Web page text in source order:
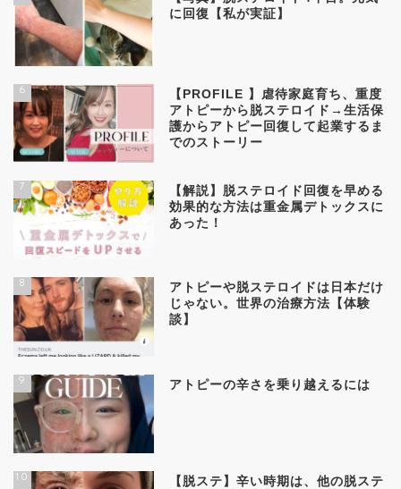
に回復【私が実証】
6
【PROFILE 】虐待家庭育ち、重度
アトピーから脱ステロイド→生活保
護からアトピー回復して起業するま
でのストーリー
7
【解説】脱ステロイド回復を早める
効果的な方法は重金属デトックスに
あった！
8
アトピーや脱ステロイドは日本だけ
じゃない。世界の治療方法【体験
談】
9 アトピーの辛さを乗り越えるには
10
【脱ステ】辛い時期は、他の脱ステ